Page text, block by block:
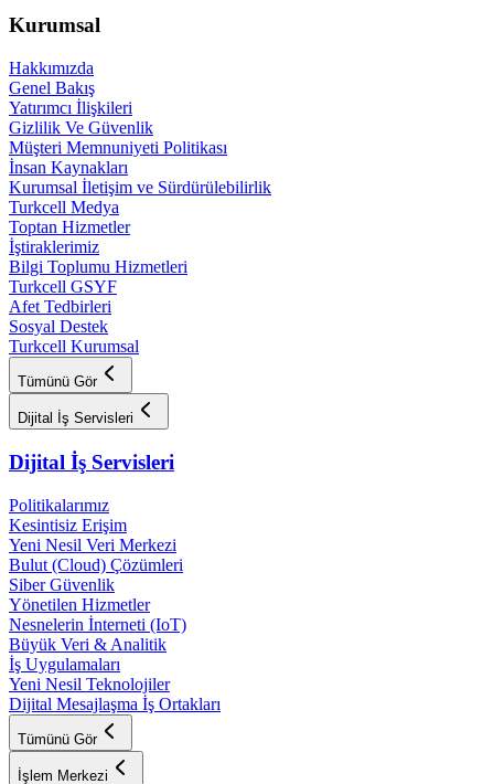
Kurumsal
Hakkımızda
Genel Bakış
Yatırımcı İlişkileri
Gizlilik Ve Güvenlik
Müşteri Memnuniyeti Politikası
İnsan Kaynakları
Kurumsal İletişim ve Sürdürülebilirlik
Turkcell Medya
Toptan Hizmetler
İştiraklerimiz
Bilgi Toplumu Hizmetleri
Turkcell GSYF
Afet Tedbirleri
Sosyal Destek
Turkcell Kurumsal
Tümünü Gör
Dijital İş Servisleri
Dijital İş Servisleri
Politikalarımız
Kesintisiz Erişim
Yeni Nesil Veri Merkezi
Bulut (Cloud) Çözümleri
Siber Güvenlik
Yönetilen Hizmetler
Nesnelerin İnterneti (IoT)
Büyük Veri & Analitik
İş Uygulamaları
Yeni Nesil Teknolojiler
Dijital Mesajlaşma İş Ortakları
Tümünü Gör
İşlem Merkezi